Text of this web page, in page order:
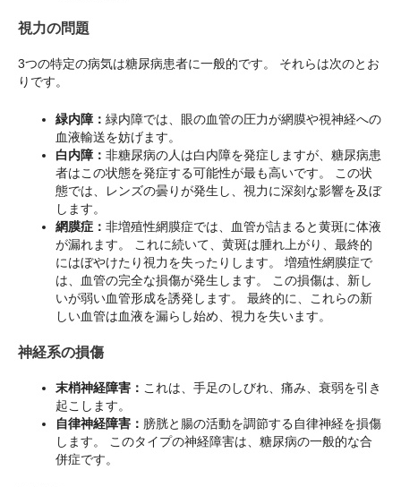
視力の問題
3つの特定の病気は糖尿病患者に一般的です。 それらは次のとお
りです。
緑内障： 緑内障では、眼の血管の圧力が網膜や視神経への
血液輸送を妨げます。
白内障： 非糖尿病の人は白内障を発症しますが、糖尿病患
者はこの状態を発症する可能性が最も高いです。 この状
態では、レンズの曇りが発生し、視力に深刻な影響を及ぼ
します。
網膜症： 非増殖性網膜症では、血管が詰まると黄斑に体液
が漏れます。 これに続いて、黄斑は腫れ上がり、最終的
にはぼやけたり視力を失ったりします。 増殖性網膜症で
は、血管の完全な損傷が発生します。 この損傷は、新し
いが弱い血管形成を誘発します。 最終的に、これらの新
しい血管は血液を漏らし始め、視力を失います。
神経系の損傷
末梢神経障害： これは、手足のしびれ、痛み、衰弱を引き
起こします。
自律神経障害： 膀胱と腸の活動を調節する自律神経を損傷
します。 このタイプの神経障害は、糖尿病の一般的な合
併症です。